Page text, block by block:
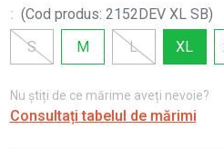
: (Cod produs: 2152DEV XL SB)
S
M L XL
Nu știți de ce mărime aveți nevoie?
Consultați tabelul de mărimi